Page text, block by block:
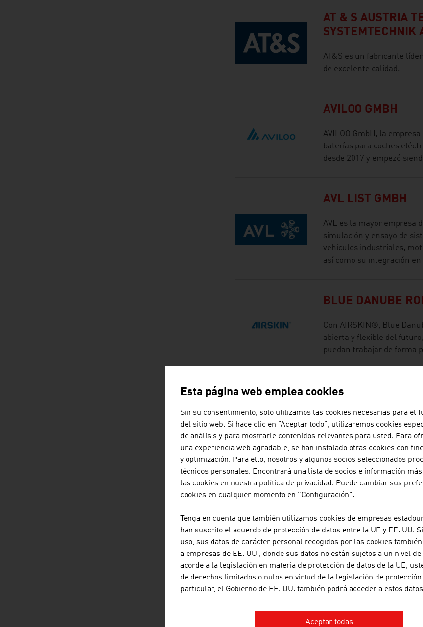
AT & S AUSTRIA
SYSTEMTECHNIK
AT&S es un fabricante
de excelente calidad.
AVILOO GMBH
AVILOO GmbH, la
baterías para coches
desde 2017 y empezó
AVL LIST GMBH
AVL es la mayor empresa
simulación y ensayo de
vehículos industriales,
así como su integración
BLUE DANUBE
Con AIRSKIN®, Blue
abierta y flexible del
puedan trabajar de forma
BUSINESS UPPER
Business Upper Austria
del estado federado de Alta
CHERRY
CHERRY Embeddded
System-on-Module (SOM)
elevado valor para un
FRAUSCHER
Frauscher Sensortechnik
ferrocarril una amplia
de eficacia probada
Esta página web emplea cookies
Sin su consentimiento, solo utilizamos las cookies necesarias para el
del sitio web. Si hace clic en "Aceptar todo", utilizaremos cookies
de análisis y para mostrarle contenidos relevantes para usted. Para
una experiencia web agradable, se han instalado otras cookies con
y optimización. Para ello, nosotros y algunos socios seleccionados
técnicos personales. Encontrará una lista de socios e información
las cookies en nuestra política de privacidad. Puede cambiar sus
cookies en cualquier momento en "Configuración".
Tenga en cuenta que también utilizamos cookies de empresas
han suscrito el acuerdo de protección de datos entre la UE y EE. UU.
uso, sus datos de carácter personal recogidos por las cookies
a empresas de EE. UU., donde sus datos no están sujetos a un nivel
acorde a la legislación en materia de protección de datos de la UE,
de derechos limitados o nulos en virtud de la legislación de protección
particular, el Gobierno de EE. UU. también podrá acceder a estos
Aceptar todas